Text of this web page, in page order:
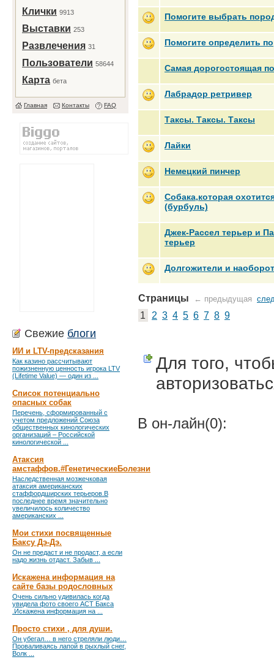
Клички 9913
Выставки 253
Развлечения 31
Пользователи 58644
Карта бета
Главная Контакты FAQ
Свежие блоги
ИИ и LTV-предсказания
Как казино рассчитывают
пожизненную ценность игрока LTV
(Lifetime Value) — один из ...
Список потенциально
опасных собак
Перечень, сформированный с
учетом предложений Союза
общественных кинологических
организаций – Российской
кинологической ...
Атаксия
амстаффов.#ГенетическиеБолезни
Наследственная мозжечковая
атаксия американских
стаффордширских терьеров.В
последнее время значительно
увеличилось количество
американских ...
Мои стихи посвященные
Баксу Дэ-Дэ.
Он не предаст и не продаст, а если
надо жизнь отдаст. Забыв ...
Искажена информация на
сайте базы родословных
Очень сильно удивилась когда
увидела фото своего АСТ Бакса
.Искажена информация на ...
Просто стихи , для души.
Он убегал… в него стреляли люди…
Проваливаясь лапой в рыхлый снег,
Волк ...
Помогите выбрать
Помогите определить
Самая дорогостоящая
Лабрадор ретривер
Таксы. Таксы. Таксы
Лайки
Немецкий пинчер
Собака,которая
(бурбуль)
Джек-Рассел терьер и
терьер
Долгожители и наоборот
Страницы ← предыдущая
1 2 3 4 5 6 7 8 9
Для того,
В он-лайн(0):